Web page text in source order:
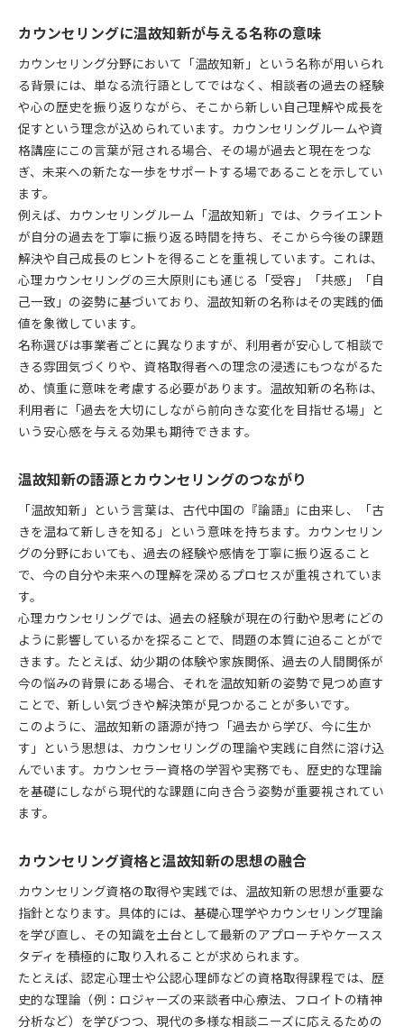
カウンセリングに温故知新が与える名称の意味
カウンセリング分野において「温故知新」という名称が用いられ
る背景には、単なる流行語としてではなく、相談者の過去の経験
や心の歴史を振り返りながら、そこから新しい自己理解や成長を
促すという理念が込められています。カウンセリングルームや資
格講座にこの言葉が冠される場合、その場が過去と現在をつな
ぎ、未来への新たな一歩をサポートする場であることを示してい
ます。
例えば、カウンセリングルーム「温故知新」では、クライエント
が自分の過去を丁寧に振り返る時間を持ち、そこから今後の課題
解決や自己成長のヒントを得ることを重視しています。これは、
心理カウンセリングの三大原則にも通じる「受容」「共感」「自
己一致」の姿勢に基づいており、温故知新の名称はその実践的価
値を象徴しています。
名称選びは事業者ごとに異なりますが、利用者が安心して相談で
きる雰囲気づくりや、資格取得者への理念の浸透にもつながるた
め、慎重に意味を考慮する必要があります。温故知新の名称は、
利用者に「過去を大切にしながら前向きな変化を目指せる場」と
いう安心感を与える効果も期待できます。
温故知新の語源とカウンセリングのつながり
「温故知新」という言葉は、古代中国の『論語』に由来し、「古
きを温ねて新しきを知る」という意味を持ちます。カウンセリン
グの分野においても、過去の経験や感情を丁寧に振り返ること
で、今の自分や未来への理解を深めるプロセスが重視されていま
す。
心理カウンセリングでは、過去の経験が現在の行動や思考にどの
ように影響しているかを探ることで、問題の本質に迫ることがで
きます。たとえば、幼少期の体験や家族関係、過去の人間関係が
今の悩みの背景にある場合、それを温故知新の姿勢で見つめ直す
ことで、新しい気づきや解決策が見つかることが多いです。
このように、温故知新の語源が持つ「過去から学び、今に生か
す」という思想は、カウンセリングの理論や実践に自然に溶け込
んでいます。カウンセラー資格の学習や実務でも、歴史的な理論
を基礎にしながら現代的な課題に向き合う姿勢が重要視されてい
ます。
カウンセリング資格と温故知新の思想の融合
カウンセリング資格の取得や実践では、温故知新の思想が重要な
指針となります。具体的には、基礎心理学やカウンセリング理論
を学び直し、その知識を土台として最新のアプローチやケースス
タディを積極的に取り入れることが求められます。
たとえば、認定心理士や公認心理師などの資格取得課程では、歴
史的な理論（例：ロジャーズの来談者中心療法、フロイトの精神
分析など）を学びつつ、現代の多様な相談ニーズに応えるための